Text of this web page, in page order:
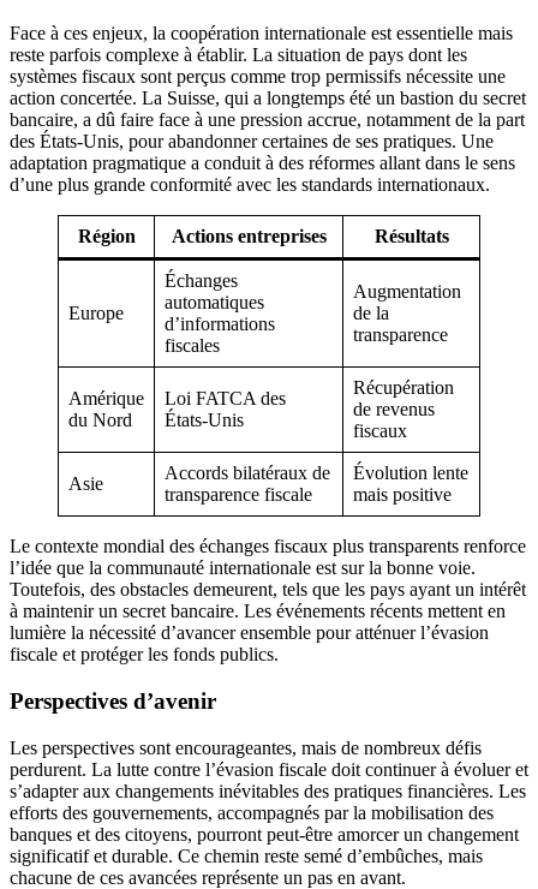
Face à ces enjeux, la coopération internationale est essentielle mais
reste parfois complexe à établir. La situation de pays dont les
systèmes fiscaux sont perçus comme trop permissifs nécessite une
action concertée. La Suisse, qui a longtemps été un bastion du secret
bancaire, a dû faire face à une pression accrue, notamment de la part
des États-Unis, pour abandonner certaines de ses pratiques. Une
adaptation pragmatique a conduit à des réformes allant dans le sens
d’une plus grande conformité avec les standards internationaux.
Région Actions entreprises Résultats
Europe
Échanges
automatiques
d’informations
fiscales
Augmentation
de la
transparence
Amérique
du Nord
Loi FATCA des
États-Unis
Récupération
de revenus
fiscaux
Asie
Accords bilatéraux de
transparence fiscale
Évolution lente
mais positive
Le contexte mondial des échanges fiscaux plus transparents renforce
l’idée que la communauté internationale est sur la bonne voie.
Toutefois, des obstacles demeurent, tels que les pays ayant un intérêt
à maintenir un secret bancaire. Les événements récents mettent en
lumière la nécessité d’avancer ensemble pour atténuer l’évasion
fiscale et protéger les fonds publics.
Perspectives d’avenir
Les perspectives sont encourageantes, mais de nombreux défis
perdurent. La lutte contre l’évasion fiscale doit continuer à évoluer et
s’adapter aux changements inévitables des pratiques financières. Les
efforts des gouvernements, accompagnés par la mobilisation des
banques et des citoyens, pourront peut-être amorcer un changement
significatif et durable. Ce chemin reste semé d’embûches, mais
chacune de ces avancées représente un pas en avant.